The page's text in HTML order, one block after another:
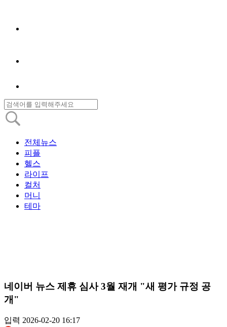
전체뉴스
피플
헬스
라이프
컬처
머니
테마
네이버 뉴스 제휴 심사 3월 재개 "새 평가 규정 공
개"
입력 2026-02-20 16:17